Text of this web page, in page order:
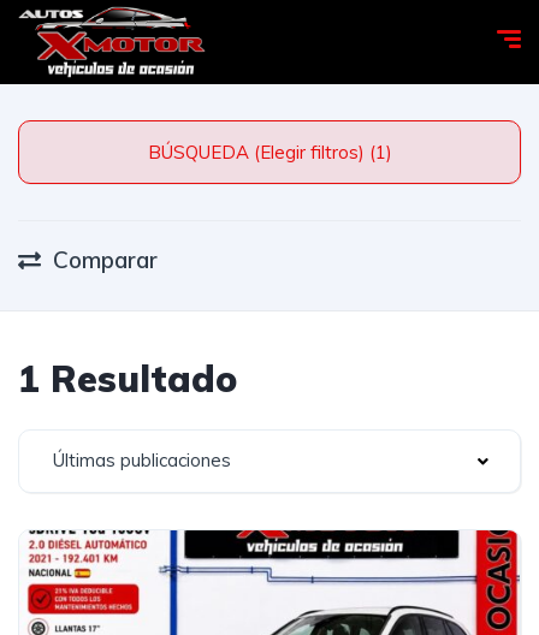
BÚSQUEDA (Elegir filtros) (1)
Comparar
1 Resultado
Últimas publicaciones